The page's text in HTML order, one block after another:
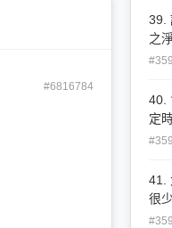
#6816784
日
39.
之
(C)
40.
定
人
41.
很
怎